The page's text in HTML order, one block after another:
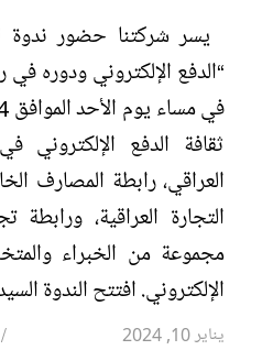
يسر شركتنا حضور ندوة
“الدفع الإلكتروني ودوره
ثقافة الدفع الإلكتروني
العراقي، رابطة المصارف
التجارة العراقية،
مجموعة من الخبراء
الإلكتروني. افتتح الندوة
يناير 10, 2024 /